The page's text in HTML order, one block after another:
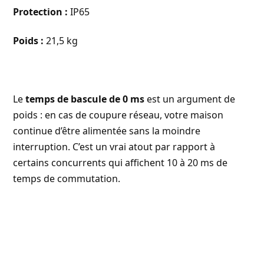
Protection : IP65
Poids : 21,5 kg
Letemps de bascule de 0 msest un argument de
poids : en cas de coupure réseau, votre maison
continue d’être alimentée sans la moindre
interruption. C’est un vrai atout par rapport à
certains concurrents qui affichent 10 à 20 ms de
temps de commutation.